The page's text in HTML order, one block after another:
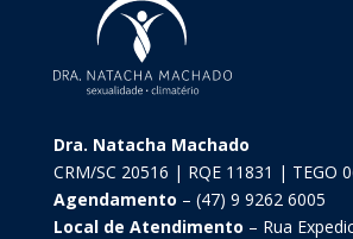
Dra. Natacha Machado
CRM/SC 20516 | RQE 11831 | TEGO
Agendamento – (47) 9 9262 6005
Local de Atendimento – Rua